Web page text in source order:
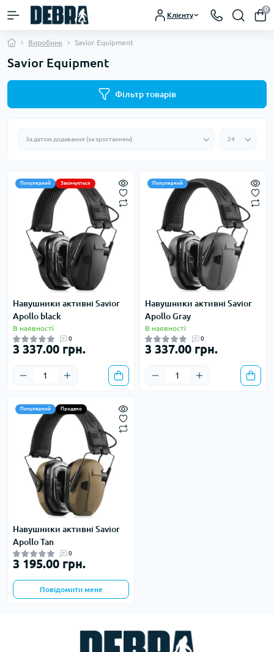
Клієнту
0
Виробник Savior Equipment
Savior Equipment
Фільтр товарів
Популярний Закінчується
Навушники активні Savior
Apollo black
В наявності
0
3 337.00 грн.
Популярний
Навушники активні Savior
Apollo Gray
В наявності
0
3 337.00 грн.
Популярний Продано
Навушники активні Savior
Apollo Tan
0
3 195.00 грн.
Повідомити мене